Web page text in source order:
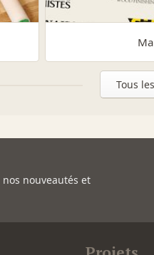
Tous
nouveautés et